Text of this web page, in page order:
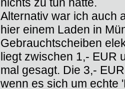
Alternativ war ich auch
hier einem Laden in
Gebrauchtscheiben
liegt zwischen 1,- EUR
mal gesagt. Die 3,-
wenn es sich um echte